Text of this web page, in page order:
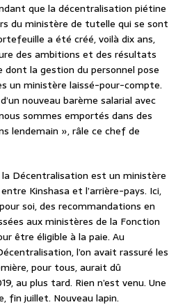
que la décentralisation piétine
du ministère de tutelle qui se sont
a été créé, voilà dix ans,
des ambitions et des résultats
la gestion du personnel pose
un ministère laissé-pour-compte.
nouveau barème salarial avec
sommes emportés dans des
lendemain », râle ce chef de
Décentralisation est un ministère
Kinshasa et l’arrière-pays. Ici,
soi, des recommandations en
aux ministères de la Fonction
être éligible à la paie. Au
l’on avait rassuré les
pour tous, aurait dû
au plus tard. Rien n’est venu. Une
fin juillet. Nouveau lapin.